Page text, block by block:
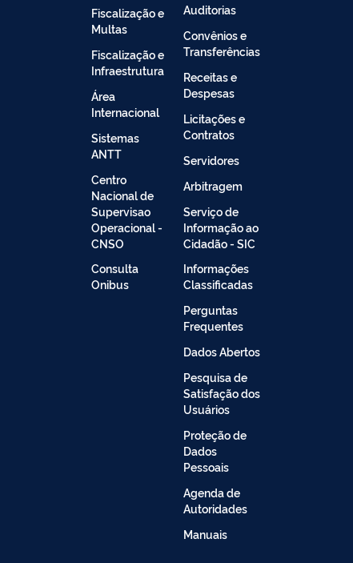
Fiscalização e
Multas
Fiscalização e
Infraestrutura
Área
Internacional
Sistemas
ANTT
Centro
Nacional de
Supervisao
Operacional -
CNSO
Consulta
Onibus
Auditorias
Convênios e
Transferências
Receitas e
Despesas
Licitações e
Contratos
Servidores
Arbitragem
Serviço de
Informação ao
Cidadão - SIC
Informações
Classificadas
Perguntas
Frequentes
Dados Abertos
Pesquisa de
Satisfação dos
Usuários
Proteção de
Dados
Pessoais
Agenda de
Autoridades
Manuais